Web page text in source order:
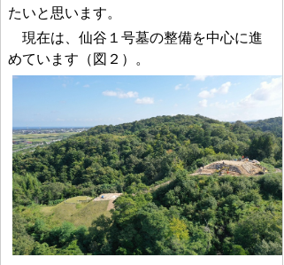
たいと思います。
現在は、仙谷１号墓の整備を中心に進
めています（図２）。